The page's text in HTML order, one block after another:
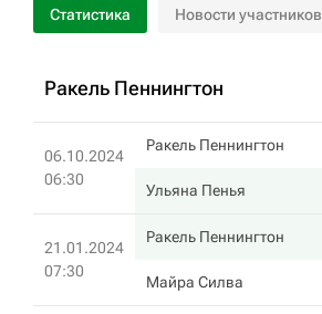
Статистика Новости участников
Ракель Пеннингтон
06.10.2024
06:30
Ракель Пеннингтон
Ульяна Пенья
21.01.2024
07:30
Ракель Пеннингтон
Майра Силва